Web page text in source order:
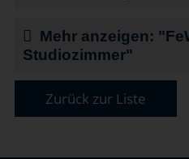
Mehr anzeigen:
Studiozimmer"
Zurück zur Liste